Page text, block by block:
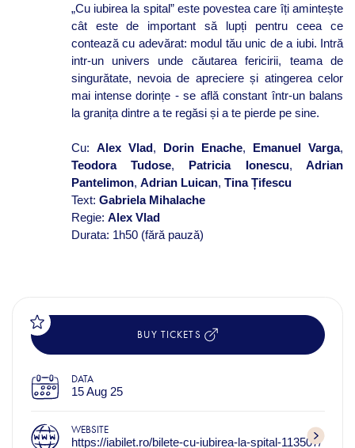
„Cu iubirea la spital” este povestea care îți amintește
cât este de important să lupți pentru ceea ce
contează cu adevărat: modul tău unic de a iubi. Intră
intr-un univers unde căutarea fericirii, teama de
singurătate, nevoia de apreciere și atingerea celor
mai intense dorințe - se află constant într-un balans
la granița dintre a te regăsi și a te pierde pe sine.
Cu: Alex Vlad, Dorin Enache, Emanuel Varga,
Teodora Tudose, Patricia Ionescu, Adrian
Pantelimon, Adrian Luican, Tina Țifescu
Text: Gabriela Mihalache
Regie: Alex Vlad
Durata: 1h50 (fără pauză)
BUY TICKETS
DATA
15 Aug 25
WEBSITE
https://iabilet.ro/bilete-cu-iubirea-la-spital-113507/